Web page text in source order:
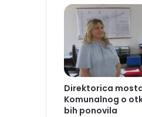
Direktorica
Komunalnog o
bih ponovila